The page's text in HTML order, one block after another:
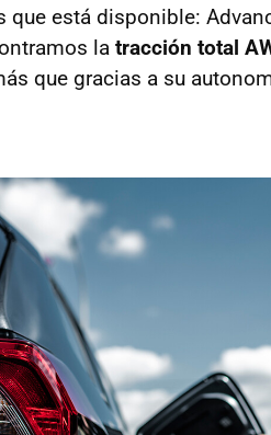
está disponible:
la tracción total
que gracias a su